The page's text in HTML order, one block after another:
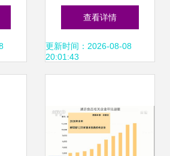
的奥秘 蓝钻启赋品
质见证之旅，洞见
查看详情
更新时间：2026-08-08
20:01:43